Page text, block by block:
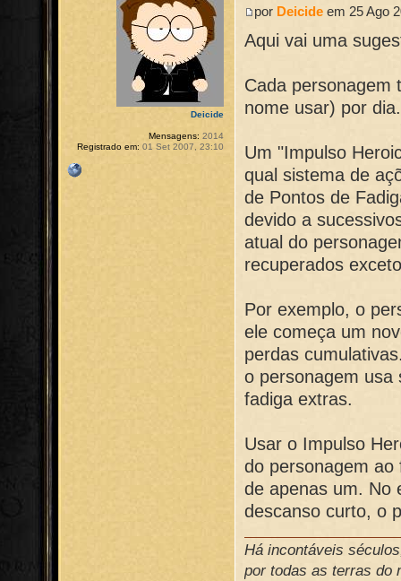
por Deicide em 25 Ago
Aqui vai uma
Cada personagem
nome usar) por dia.
Um "Impulso
qual sistema de
de Pontos de
devido a
atual do
recuperados
Por exemplo, o
ele começa um
perdas
o personagem usa
fadiga extras.
Usar o Impulso
do personagem
de apenas um. No
descanso curto, o
Há incontáveis
por todas as terras do
Deicide
Mensagens: 2014
Registrado em: 01 Set 2007, 23:10